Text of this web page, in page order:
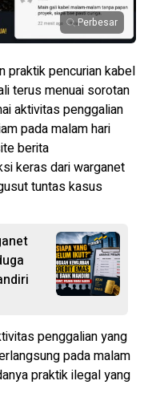
Perbesar
praktik pencurian kabel
terus menuai sorotan
aktivitas penggalian
pada malam hari
berita
keras dari warganet
tuntas kasus
penggalian yang
pada malam
praktik ilegal yang